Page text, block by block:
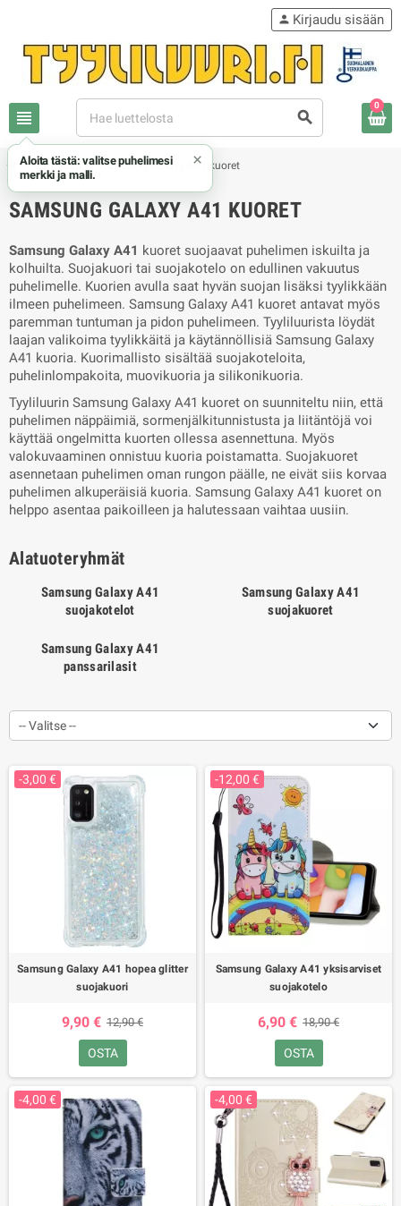
view_headline search
person Kirjaudu sisään
0
chevron_rightSamsung chevron_right Samsung Galaxy A41 kuoret
SAMSUNG GALAXY A41 KUORET
Samsung Galaxy A41 kuoret suojaavat puhelimen iskuilta ja
kolhuilta. Suojakuori tai suojakotelo on edullinen vakuutus
puhelimelle. Kuorien avulla saat hyvän suojan lisäksi tyylikkään
ilmeen puhelimeen. Samsung Galaxy A41 kuoret antavat myös
paremman tuntuman ja pidon puhelimeen. Tyyliluurista löydät
laajan valikoima tyylikkäitä ja käytännöllisiä Samsung Galaxy
A41 kuoria. Kuorimallisto sisältää suojakoteloita,
puhelinlompakoita, muovikuoria ja silikonikuoria.
Tyyliluurin Samsung Galaxy A41 kuoret on suunniteltu niin, että
puhelimen näppäimiä, sormenjälkitunnistusta ja liitäntöjä voi
käyttää ongelmitta kuorten ollessa asennettuna. Myös
valokuvaaminen onnistuu kuoria poistamatta. Suojakuoret
asennetaan puhelimen oman rungon päälle, ne eivät siis korvaa
puhelimen alkuperäisiä kuoria. Samsung Galaxy A41 kuoret on
helppo asentaa paikoilleen ja halutessaan vaihtaa uusiin.
Alatuoteryhmät
Samsung Galaxy A41
suojakotelot
Samsung Galaxy A41
suojakuoret
Samsung Galaxy A41
panssarilasit
-- Valitse --
-3,00 €
Samsung Galaxy A41 hopea glitter
suojakuori
9,90 € 12,90 €
OSTA
-12,00 €
Samsung Galaxy A41 yksisarviset
suojakotelo
6,90 € 18,90 €
OSTA
-4,00 € -4,00 €
Aloita tästä: valitse puhelimesi
merkki ja malli.
×